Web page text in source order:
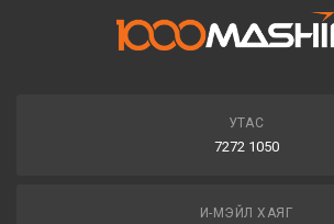
УТАС
7272 1050
И-МЭЙЛ ХАЯГ